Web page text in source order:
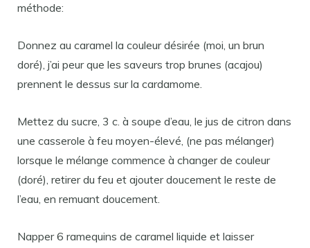
méthode:
Donnez au caramel la couleur désirée (moi, un brun
doré), j’ai peur que les saveurs trop brunes (acajou)
prennent le dessus sur la cardamome.
Mettez du sucre, 3 c. à soupe d’eau, le jus de citron dans
une casserole à feu moyen-élevé, (ne pas mélanger)
lorsque le mélange commence à changer de couleur
(doré), retirer du feu et ajouter doucement le reste de
l’eau, en remuant doucement.
Napper 6 ramequins de caramel liquide et laisser